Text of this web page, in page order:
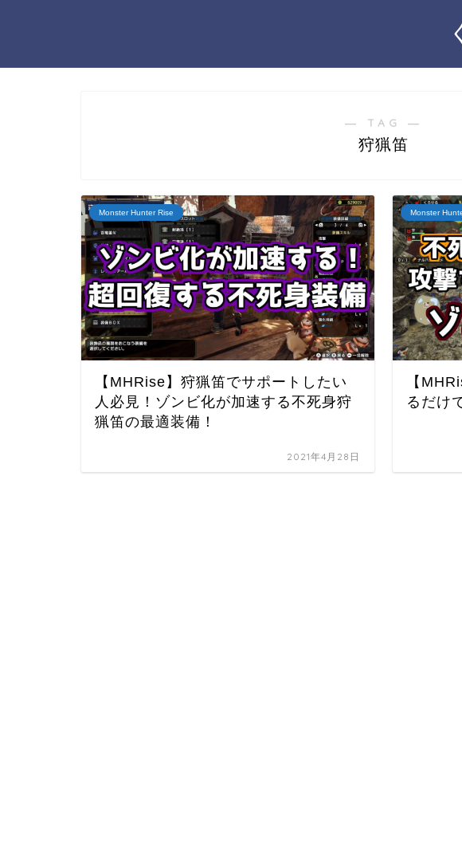
― TAG ―
狩猟笛
‎Monster Hunter Rise
【MHRise】狩猟笛でサポートしたい
人必見！ゾンビ化が加速する不死身狩
猟笛の最適装備！
2021年4月28日
‎Monster
【
るだけ